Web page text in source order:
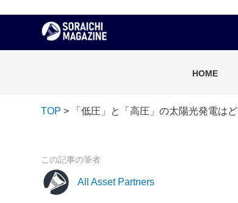
HOME
TOP > 「低圧」と「高圧」の太陽光発電は
この記事の筆者
All Asset Partners